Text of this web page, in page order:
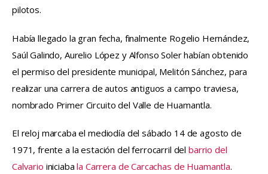
pilotos.
Había llegado la gran fecha, finalmente Rogelio Hernández,
Saúl Galindo, Aurelio López y Alfonso Soler habían obtenido
el permiso del presidente municipal, Melitón Sánchez, para
realizar una carrera de autos antiguos a campo traviesa,
nombrado Primer Circuito del Valle de Huamantla.
El reloj marcaba el mediodía del sábado 14 de agosto de
1971, frente a la estación del ferrocarril del barrio del
Calvario iniciaba la Carrera de Carcachas de Huamantla.